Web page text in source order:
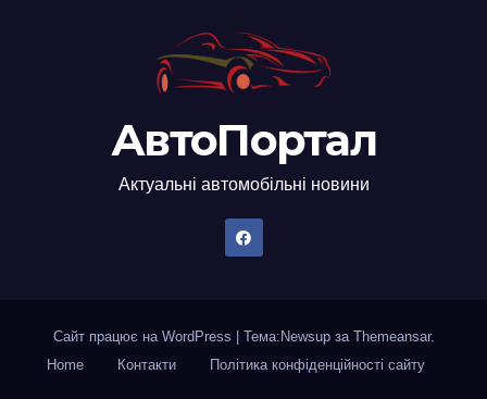
АвтоПортал
Актуальні автомобільні новини
Сайт працює на WordPress Тема:Newsup за Themeansar.
Home
Контакти Політика конфіденційності сайту